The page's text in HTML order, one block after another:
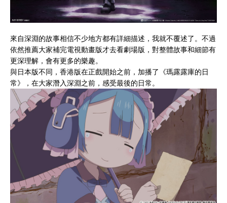
來自深淵的故事相信不少地方都有詳細描述，我就不覆述了。不過
依然推薦大家補完電視動畫版才去看劇場版，對整體故事和細節有
更深理解，會有更多的樂趣。
與日本版不同，香港版在正戲開始之前，加播了《瑪露露庫的日
常》，在大家潛入深淵之前，感受最後的日常。